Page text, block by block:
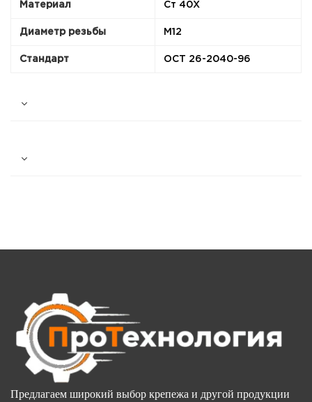
Материал Ст 40Х
Диаметр резьбы М12
Стандарт ОСТ 26-2040-96
Предлагаем широкий выбор крепежа и другой продукции